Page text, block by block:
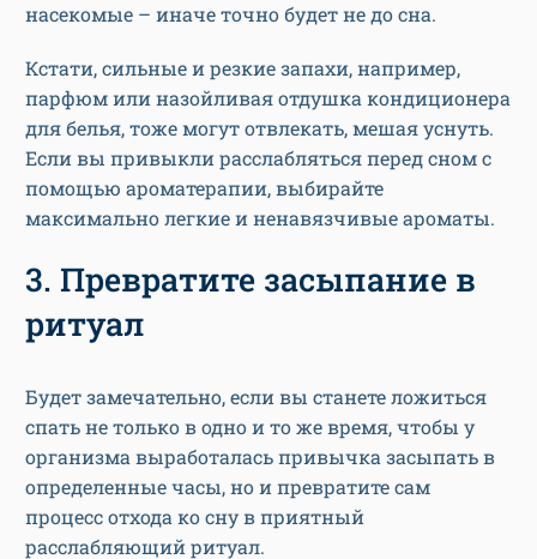
насекомые – иначе точно будет не до сна.
Кстати, сильные и резкие запахи, например,
парфюм или назойливая отдушка кондиционера
для белья, тоже могут отвлекать, мешая уснуть.
Если вы привыкли расслабляться перед сном с
помощью ароматерапии, выбирайте
максимально легкие и ненавязчивые ароматы.
3. Превратите засыпание в
ритуал
Будет замечательно, если вы станете ложиться
спать не только в одно и то же время, чтобы у
организма выработалась привычка засыпать в
определенные часы, но и превратите сам
процесс отхода ко сну в приятный
расслабляющий ритуал.